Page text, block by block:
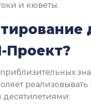
и кюветы.
Проект?
десятилетиями: